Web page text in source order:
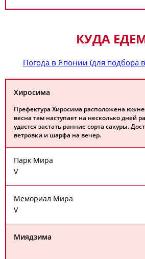
КУДА
Погода в Японии (для подбора
Хиросима
Префектура Хиросима расположена
весна там наступает на несколько дней
удастся застать ранние сорта сакуры.
ветровки и шарфа на вечер.
Парк Мира
V
Мемориал Мира
V
Миядзима